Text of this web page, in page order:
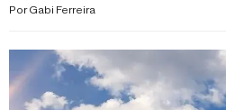
PorGabi Ferreira